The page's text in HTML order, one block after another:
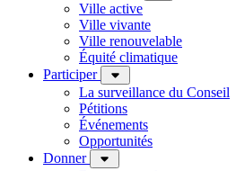
Ville active
Ville vivante
Ville renouvelable
Équité climatique
Participer
La surveillance du Conseil
Pétitions
Événements
Opportunités
Donner